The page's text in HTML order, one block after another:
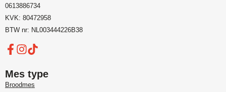
0613886734
KVK: 80472958
BTW nr: NL003444226B38
Mes type
Broodmes